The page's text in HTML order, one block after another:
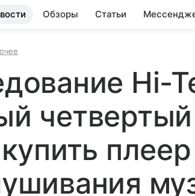
Обзоры Статьи
Hi-